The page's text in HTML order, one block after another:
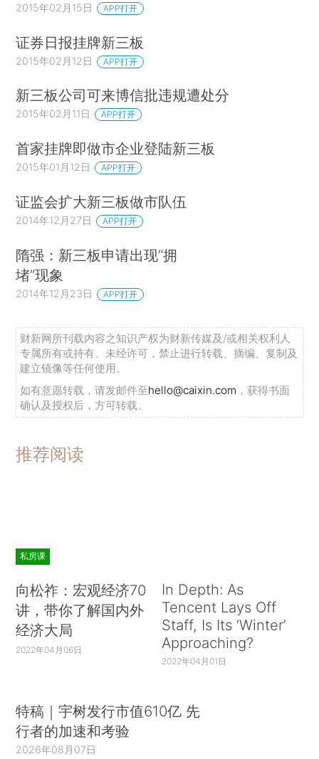
2015年02月15日 APP打开
证券日报挂牌新三板
2015年02月12日 APP打开
新三板公司可来博信批违规遭处分
2015年02月11日 APP打开
首家挂牌即做市企业登陆新三板
2015年01月12日 APP打开
证监会扩大新三板做市队伍
2014年12月27日 APP打开
隋强：新三板申请出现“拥
堵”现象
2014年12月23日 APP打开
财新网所刊载内容之知识产权为财新传媒及/或相关权利人
专属所有或持有。未经许可，禁止进行转载、摘编、复制及
建立镜像等任何使用。
如有意愿转载，请发邮件至hello@caixin.com ，获得书面
确认及授权后，方可转载。
推荐阅读
私房课
向松祚：宏观经济70
讲，带你了解国内外
经济大局
2022年04月06日
In Depth: As
Tencent Lays Off
Staff, Is Its ‘Winter’
Approaching?
2022年04月01日
特稿｜宇树发行市值610亿 先
行者的加速和考验
2026年08月07日